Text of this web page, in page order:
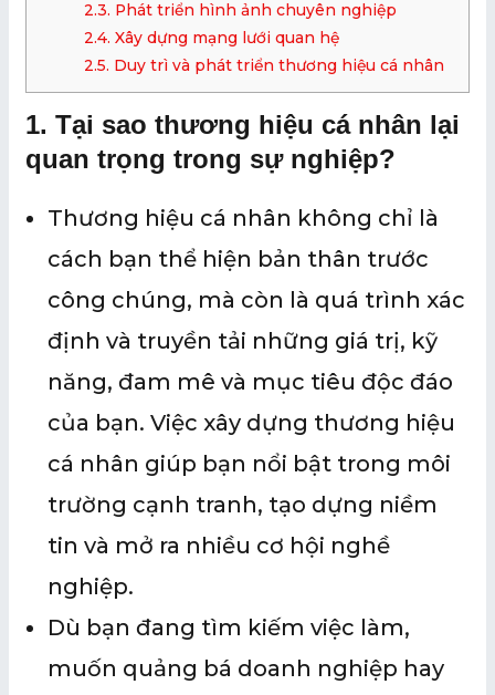
2.3. Phát triển hình ảnh chuyên nghiệp
2.4. Xây dựng mạng lưới quan hệ
2.5. Duy trì và phát triển thương hiệu cá nhân
1. Tại sao thương hiệu cá nhân lại
quan trọng trong sự nghiệp?
Thương hiệu cá nhân không chỉ là
cách bạn thể hiện bản thân trước
công chúng, mà còn là quá trình xác
định và truyền tải những giá trị, kỹ
năng, đam mê và mục tiêu độc đáo
của bạn. Việc xây dựng thương hiệu
cá nhân giúp bạn nổi bật trong môi
trường cạnh tranh, tạo dựng niềm
tin và mở ra nhiều cơ hội nghề
nghiệp.
Dù bạn đang tìm kiếm việc làm,
muốn quảng bá doanh nghiệp hay